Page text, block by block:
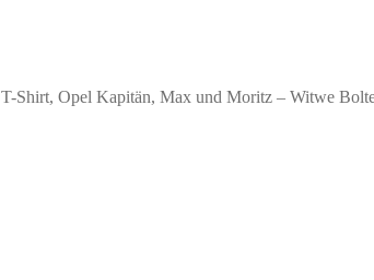
T-Shirt, Opel Kapitän, Max und Moritz – Witwe